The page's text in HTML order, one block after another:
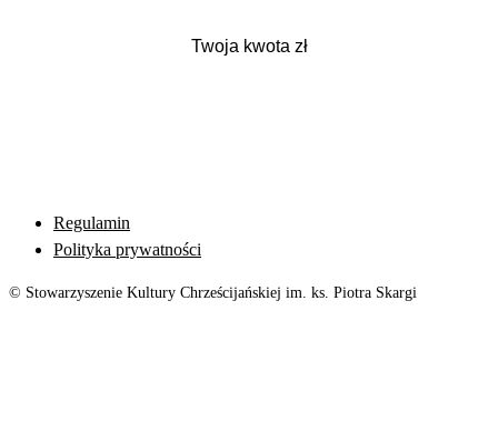
Regulamin
Polityka prywatności
© Stowarzyszenie Kultury Chrześcijańskiej im. ks. Piotra Skargi